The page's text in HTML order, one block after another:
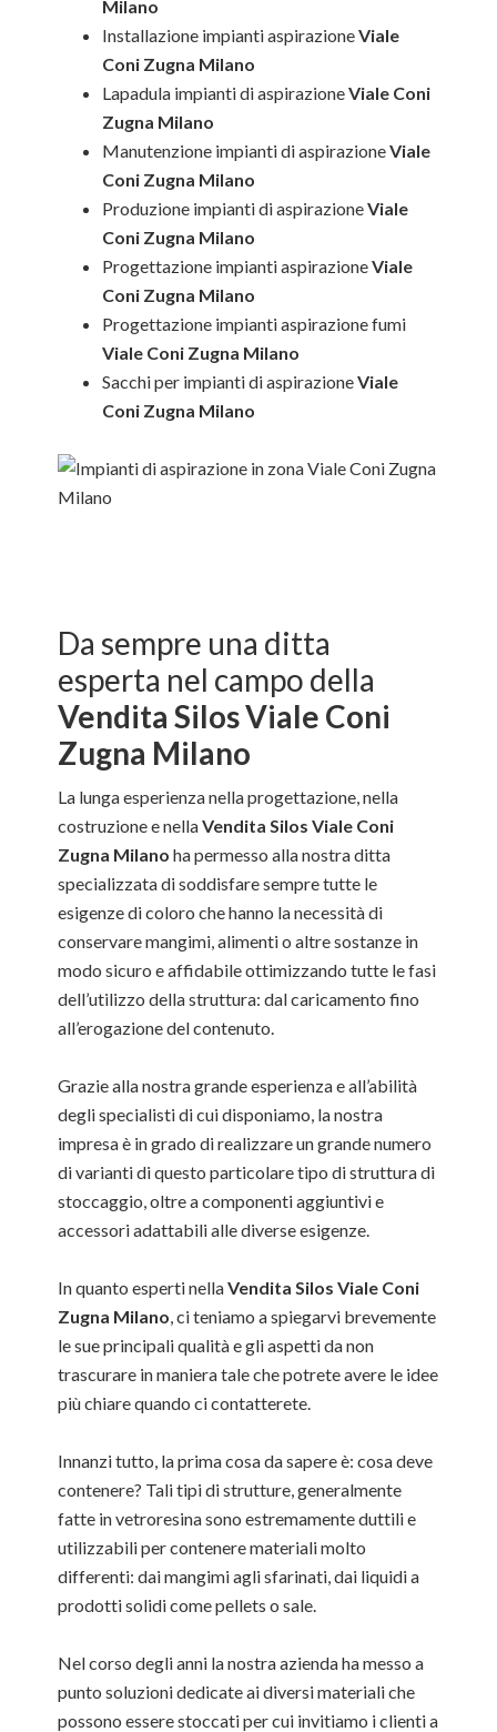
Milano
Installazione impianti aspirazioneViale
Coni Zugna Milano
Lapadula impianti di aspirazioneViale Coni
Zugna Milano
Manutenzione impianti di aspirazioneViale
Coni Zugna Milano
Produzione impianti di aspirazioneViale
Coni Zugna Milano
Progettazione impianti aspirazioneViale
Coni Zugna Milano
Progettazione impianti aspirazione fumi
Viale Coni Zugna Milano
Sacchi per impianti di aspirazioneViale
Coni Zugna Milano
Da sempre una ditta
esperta nel campo della
Vendita Silos Viale Coni
Zugna Milano
La lunga esperienza nella progettazione, nella
costruzione e nellaVendita Silos Viale Coni
Zugna Milano ha permesso alla nostra ditta
specializzata di soddisfare sempre tutte le
esigenze di coloro che hanno la necessità di
conservare mangimi, alimenti o altre sostanze in
modo sicuro e affidabile ottimizzando tutte le fasi
dell’utilizzo della struttura: dal caricamento fino
all’erogazione del contenuto.
Grazie alla nostra grande esperienza e all’abilità
degli specialisti di cui disponiamo, la nostra
impresa è in grado di realizzare un grande numero
di varianti di questo particolare tipo di struttura di
stoccaggio, oltre a componenti aggiuntivi e
accessori adattabili alle diverse esigenze.
In quanto esperti nellaVendita Silos Viale Coni
Zugna Milano, ci teniamo a spiegarvi brevemente
le sue principali qualità e gli aspetti da non
trascurare in maniera tale che potrete avere le idee
più chiare quando ci contatterete.
Innanzi tutto, la prima cosa da sapere è: cosa deve
contenere? Tali tipi di strutture, generalmente
fatte in vetroresina sono estremamente duttili e
utilizzabili per contenere materiali molto
differenti: dai mangimi agli sfarinati, dai liquidi a
prodotti solidi come pellets o sale.
Nel corso degli anni la nostra azienda ha messo a
punto soluzioni dedicate ai diversi materiali che
possono essere stoccati per cui invitiamo i clienti a